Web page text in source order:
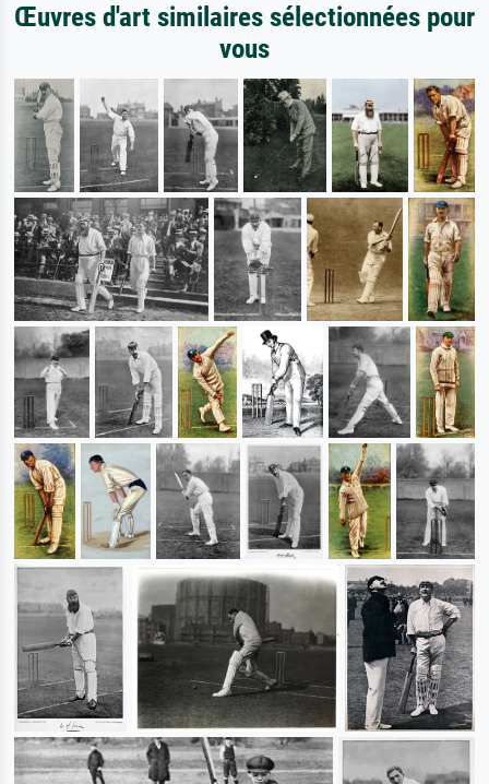
Œuvres d'art similaires sélectionnées pour
vous